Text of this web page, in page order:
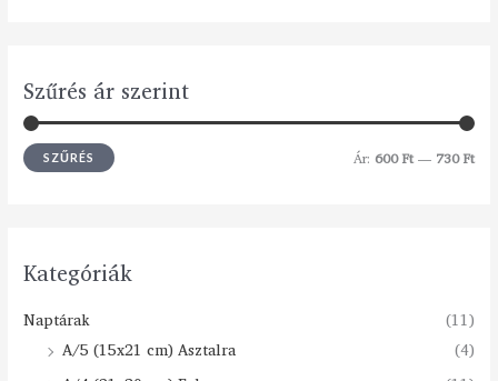
Szűrés ár szerint
SZŰRÉS Ár: 600 Ft— 730 Ft
Kategóriák
Naptárak
(11)
A/5 (15x21 cm) Asztalra
(4)